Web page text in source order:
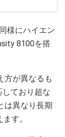
様にハイエン
8100を搭
方が異なるも
ており超な
は異なり長期
す。